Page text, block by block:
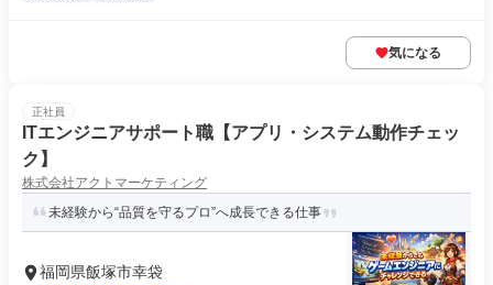
気になる
正社員
ITエンジニアサポート職【アプリ・システム動作チェッ
ク】
株式会社アクトマーケティング
未経験から“品質を守るプロ”へ成長できる仕事
福岡県飯塚市幸袋